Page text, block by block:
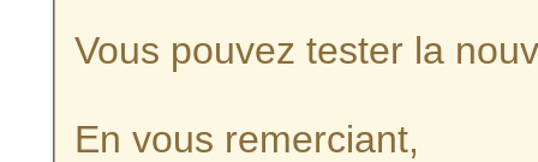
Vous pouvez tester la
En vous remerciant,